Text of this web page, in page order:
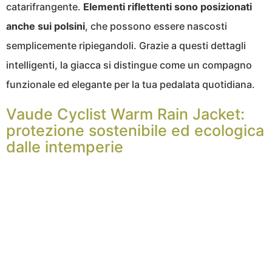
catarifrangente. Elementi riflettenti sono posizionati
anche sui polsini, che possono essere nascosti
semplicemente ripiegandoli. Grazie a questi dettagli
intelligenti, la giacca si distingue come un compagno
funzionale ed elegante per la tua pedalata quotidiana.
Vaude Cyclist Warm Rain Jacket:
protezione sostenibile ed ecologica
dalle intemperie